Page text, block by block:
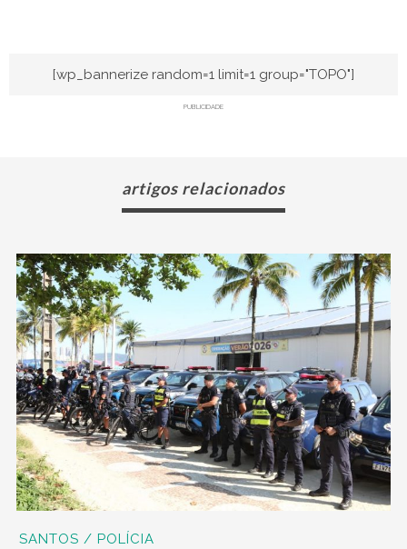
[wp_bannerize random=1 limit=1 group="TOPO"]
PUBLICIDADE
artigos relacionados
SANTOS / POLÍCIA